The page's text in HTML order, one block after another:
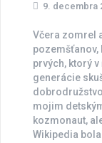
9. decembra
Včera zomrel
prvých, ktorý
generácie
mojim
kozmonaut,
Wikipedia bola